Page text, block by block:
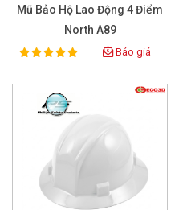
Mũ Bảo Hộ Lao Động 4 Điểm
North A89
Rating:
100% Báo giá